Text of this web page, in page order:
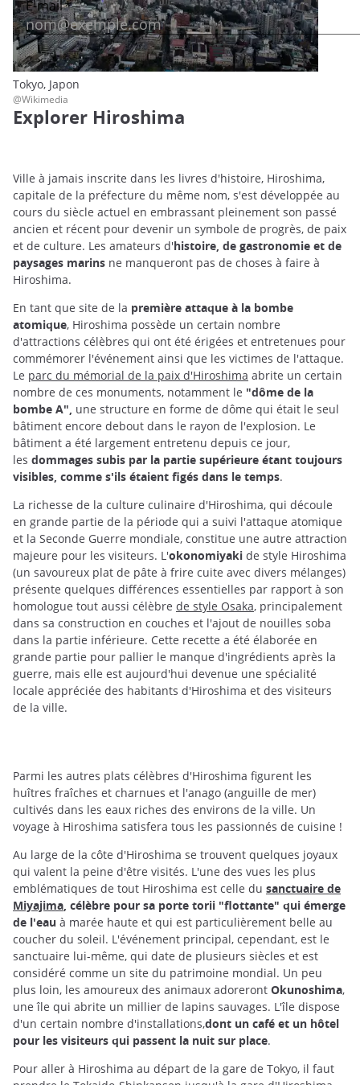
Tokyo, Japon
@Wikimedia
Explorer Hiroshima
Ville à jamais inscrite dans les livres d'histoire, Hiroshima,
capitale de la préfecture du même nom, s'est développée au
cours du siècle actuel en embrassant pleinement son passé
ancien et récent pour devenir un symbole de progrès, de paix
et de culture. Les amateurs d'histoire, de gastronomie et de
paysages marins ne manqueront pas de choses à faire à
Hiroshima.
En tant que site de la première attaque à la bombe
atomique, Hiroshima possède un certain nombre
d'attractions célèbres qui ont été érigées et entretenues pour
commémorer l'événement ainsi que les victimes de l'attaque.
Le parc du mémorial de la paix d'Hiroshima abrite un certain
nombre de ces monuments, notamment le "dôme de la
bombe A", une structure en forme de dôme qui était le seul
bâtiment encore debout dans le rayon de l'explosion. Le
bâtiment a été largement entretenu depuis ce jour,
les dommages subis par la partie supérieure étant toujours
visibles, comme s'ils étaient figés dans le temps.
La richesse de la culture culinaire d'Hiroshima, qui découle
en grande partie de la période qui a suivi l'attaque atomique
et la Seconde Guerre mondiale, constitue une autre attraction
majeure pour les visiteurs. L'okonomiyaki de style Hiroshima
(un savoureux plat de pâte à frire cuite avec divers mélanges)
présente quelques différences essentielles par rapport à son
homologue tout aussi célèbre de style Osaka, principalement
dans sa construction en couches et l'ajout de nouilles soba
dans la partie inférieure. Cette recette a été élaborée en
grande partie pour pallier le manque d'ingrédients après la
guerre, mais elle est aujourd'hui devenue une spécialité
locale appréciée des habitants d'Hiroshima et des visiteurs
de la ville.
Parmi les autres plats célèbres d'Hiroshima figurent les
huîtres fraîches et charnues et l'anago (anguille de mer)
cultivés dans les eaux riches des environs de la ville. Un
voyage à Hiroshima satisfera tous les passionnés de cuisine !
Au large de la côte d'Hiroshima se trouvent quelques joyaux
qui valent la peine d'être visités. L'une des vues les plus
emblématiques de tout Hiroshima est celle du sanctuaire de
Miyajima, célèbre pour sa porte torii "flottante" qui émerge
de l'eau à marée haute et qui est particulièrement belle au
coucher du soleil. L'événement principal, cependant, est le
sanctuaire lui-même, qui date de plusieurs siècles et est
considéré comme un site du patrimoine mondial. Un peu
plus loin, les amoureux des animaux adoreront Okunoshima,
une île qui abrite un millier de lapins sauvages. L'île dispose
d'un certain nombre d'installations,dont un café et un hôtel
pour les visiteurs qui passent la nuit sur place.
Pour aller à Hiroshima au départ de la gare de Tokyo, il faut